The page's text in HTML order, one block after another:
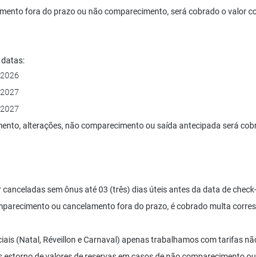
fora do prazo ou não comparecimento, será cobrado o valor
datas:
alterações, não comparecimento ou saída antecipada será
canceladas sem ônus até 03 (três) dias úteis antes da data de
ou cancelamento fora do prazo, é cobrado multa
(Natal, Réveillon e Carnaval) apenas trabalhamos com tarifas